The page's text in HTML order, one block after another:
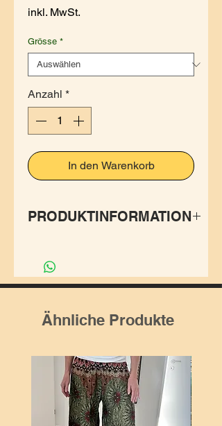
inkl. MwSt.
Grösse *
Anzahl *
In den Warenkorb
PRODUKTINFORMATION
mit prachtvollem Muster.
Dank dem Gummizug am
anpassbar.
hochwertiger, dünner
Rayonstoff.
✨In S/M, L/XL und XXL
erhältlich.
Ähnliche Produkte